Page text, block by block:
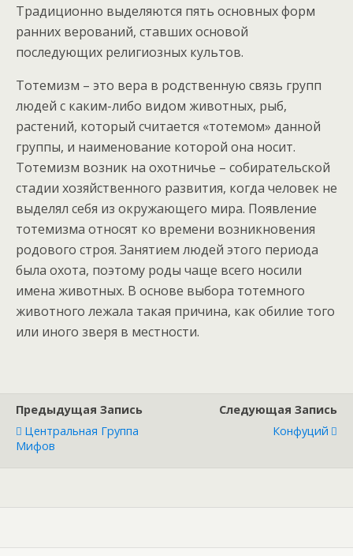
Традиционно выделяются пять основных форм
ранних верований, ставших основой
последующих религиозных культов.
Тотемизм – это вера в родственную связь групп
людей с каким-либо видом животных, рыб,
растений, который считается «тотемом» данной
группы, и наименование которой она носит.
Тотемизм возник на охотничье – собирательской
стадии хозяйственного развития, когда человек не
выделял себя из окружающего мира. Появление
тотемизма относят ко времени возникновения
родового строя. Занятием людей этого периода
была охота, поэтому роды чаще всего носили
имена животных. В основе выбора тотемного
животного лежала такая причина, как обилие того
или иного зверя в местности.
Предыдущая Запись
Центральная Группа
Мифов
Следующая Запись
Конфуций